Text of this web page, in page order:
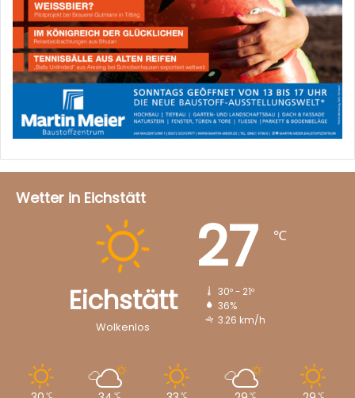
Wetter in Eichstätt
Eichstätt
Wolkenlos
27 ℃
30º - 21º
36%
3.26 km/h
℃ ℃ ℃ ℃ ℃